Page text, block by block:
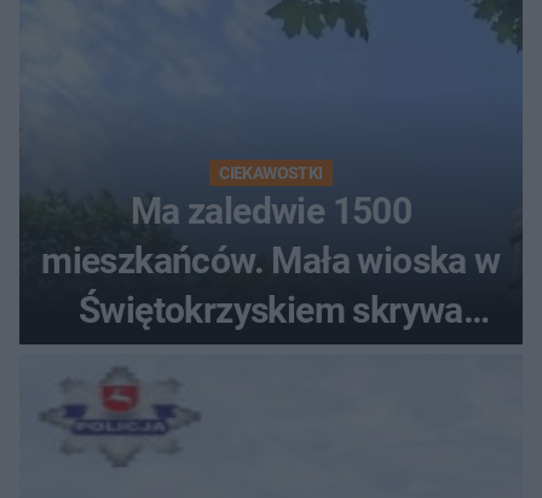
CIEKAWOSTKI
Ma zaledwie 1500
mieszkańców. Mała wioska w
Świętokrzyskiem skrywa
zabytki, bywał tu nawet król